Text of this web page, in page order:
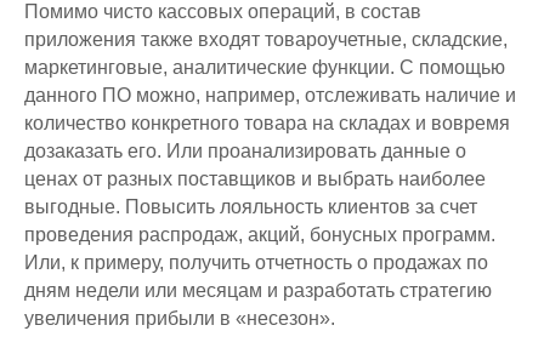
Помимо чисто кассовых операций, в состав
приложения также входят товароучетные, складские,
маркетинговые, аналитические функции. С помощью
данного ПО можно, например, отслеживать наличие и
количество конкретного товара на складах и вовремя
дозаказать его. Или проанализировать данные о
ценах от разных поставщиков и выбрать наиболее
выгодные. Повысить лояльность клиентов за счет
проведения распродаж, акций, бонусных программ.
Или, к примеру, получить отчетность о продажах по
дням недели или месяцам и разработать стратегию
увеличения прибыли в «несезон».